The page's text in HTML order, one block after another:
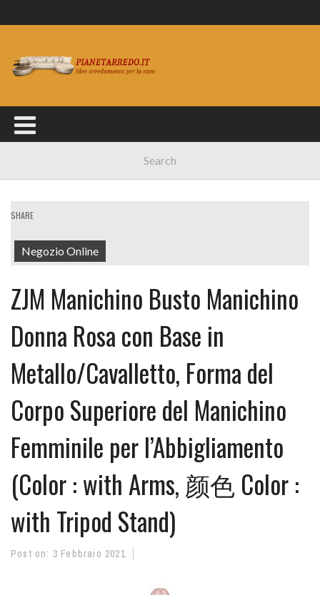
SHARE
Negozio Online
ZJM Manichino Busto Manichino
Donna Rosa con Base in
Metallo/Cavalletto, Forma del
Corpo Superiore del Manichino
Femminile per l’Abbigliamento
(Color : with Arms, 颜色 Color :
with Tripod Stand)
Post on: 3 Febbraio 2021